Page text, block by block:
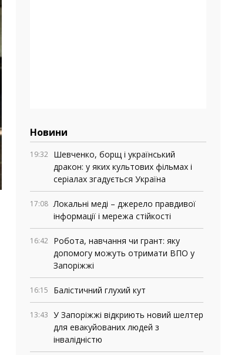
Новини
19:32 Шевченко, борщ і український
дракон: у яких культових фільмах і
серіалах згадується Україна
17:08 Локальні меді – джерело правдивої
інформації і мережа стійкості
16:42 Робота, навчання чи грант: яку
допомогу можуть отримати ВПО у
Запоріжжі
16:15 Балістичний глухий кут
13:43 У Запоріжжі відкриють новий шелтер
для евакуйованих людей з
інвалідністю